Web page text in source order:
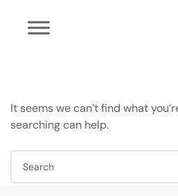
It seems we can’t find what
searching can help.